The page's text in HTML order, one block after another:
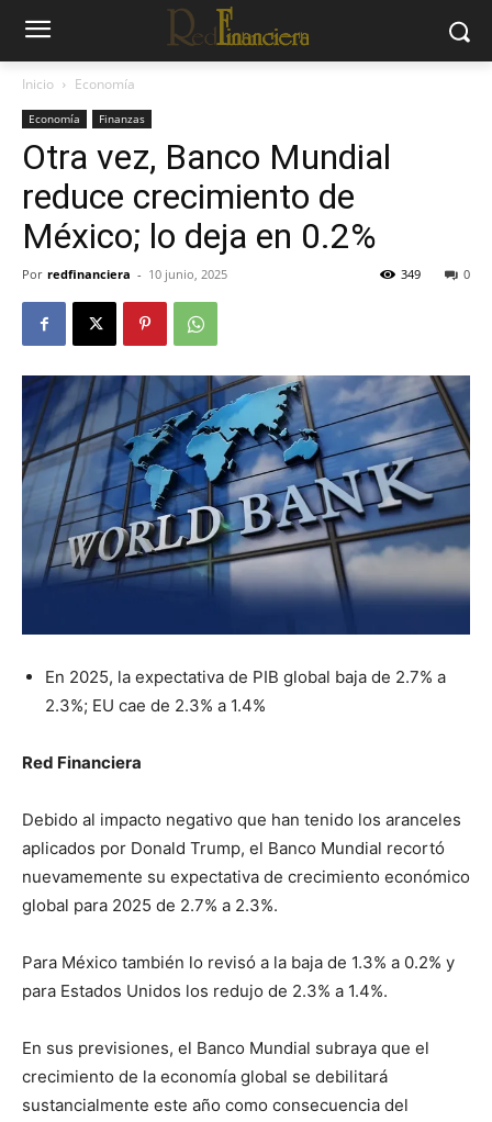
Inicio Economía
Economía Finanzas
Otra vez, Banco Mundial
reduce crecimiento de
México; lo deja en 0.2%
Por redfinanciera - 10 junio, 2025 0
349
En 2025, la expectativa de PIB global baja de 2.7% a
2.3%; EU cae de 2.3% a 1.4%
Red Financiera
Debido al impacto negativo que han tenido los aranceles
aplicados por Donald Trump, el Banco Mundial recortó
nuevamemente su expectativa de crecimiento económico
global para 2025 de 2.7% a 2.3%.
Para México también lo revisó a la baja de 1.3% a 0.2% y
para Estados Unidos los redujo de 2.3% a 1.4%.
En sus previsiones, el Banco Mundial subraya que el
crecimiento de la economía global se debilitará
sustancialmente este año como consecuencia del